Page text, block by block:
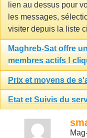
lien au dessus pour
les messages,
visiter depuis la liste
Maghreb-Sat offre
membres actifs !
Prix et moyens de
Etat et Suivis du